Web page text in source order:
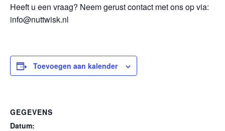
Heeft u een vraag? Neem gerust contact met ons op via:
info@nuttwisk.nl
Toevoegen aan kalender
GEGEVENS
Datum: